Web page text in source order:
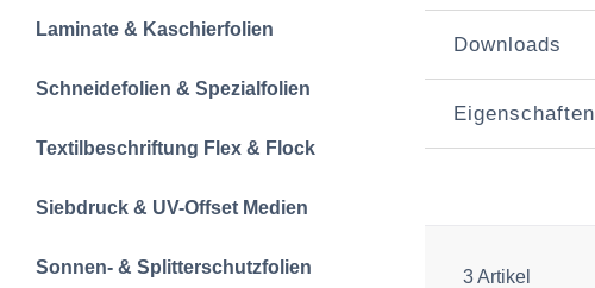
Laminate & Kaschierfolien
Schneidefolien &‍ Spezialfolien
Textilbeschriftun‍g‍ Flex & Flock
Siebdruck & UV-Offset Medien
Sonnen- & Splitterschutzfolien
Downloads
Eigenschaften
3 Artikel